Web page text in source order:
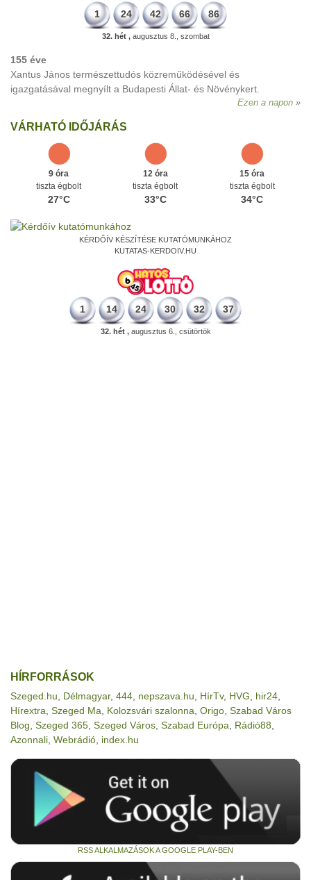
1 24 42 66 86
32. hét ,augusztus 8., szombat
155 éve
Xantus János természettudós közreműködésével és
igazgatásával megnyílt a Budapesti Állat- és Növénykert.
Ezen a napon
VÁRHATÓ IDŐJÁRÁS
9 óra
tiszta égbolt
27°C
12 óra
tiszta égbolt
33°C
15 óra
tiszta égbolt
34°C
KÉRDŐÍV KÉSZÍTÉSE KUTATÓMUNKÁHOZ
KUTATAS-KERDOIV.HU
1 14 24 30 32 37
32. hét ,augusztus 6., csütörtök
HÍRFORRÁSOK
Szeged.hu Délmagyar, 444 nepszava.hu HírTv, HVG hir24
Hírextra Szeged Ma Kolozsvári szalonna Origo Szabad Város
Blog Szeged 365 Szeged Város Szabad Európa Rádió88
Azonnali Webrádió index.hu
RSS ALKALMAZÁSOK A GOOGLE PLAY-BEN